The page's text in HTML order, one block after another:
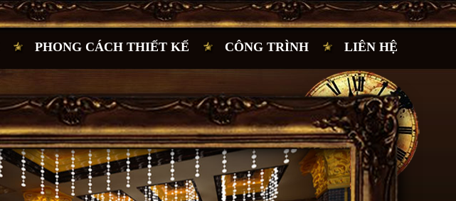
PHONG CÁCH THIẾT KẾ CÔNG TRÌNH LIÊN HỆ